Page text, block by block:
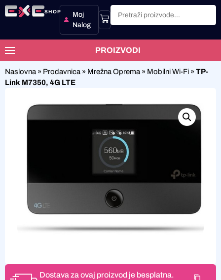
SHOP
Moj
Nalog
PROIZVODI
Naslovna » Prodavnica » Mrežna Oprema » Mobilni Wi-Fi » TP-
Link M7350, 4G LTE
Dostava za ovaj proizvod je besplatna.